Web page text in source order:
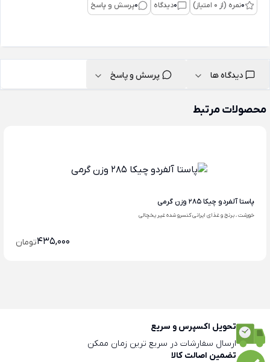
0نمره (از 0 امتیاز) 0دیدگاه 0پرسش و پاسخ
دیدگاه ها پرسش و پاسخ
محصولات مرتبط
پاستا آلفردو چیکا 285 وزن گرمی
خورشت ، برنج و غذای ایرانی کنسرو شده غیر یخچالی
435,000تومان
تحویل اکسپرس و سریع
ارسال سفارشات در سریع ترین زمان ممکن
تضمین اصالت کالا